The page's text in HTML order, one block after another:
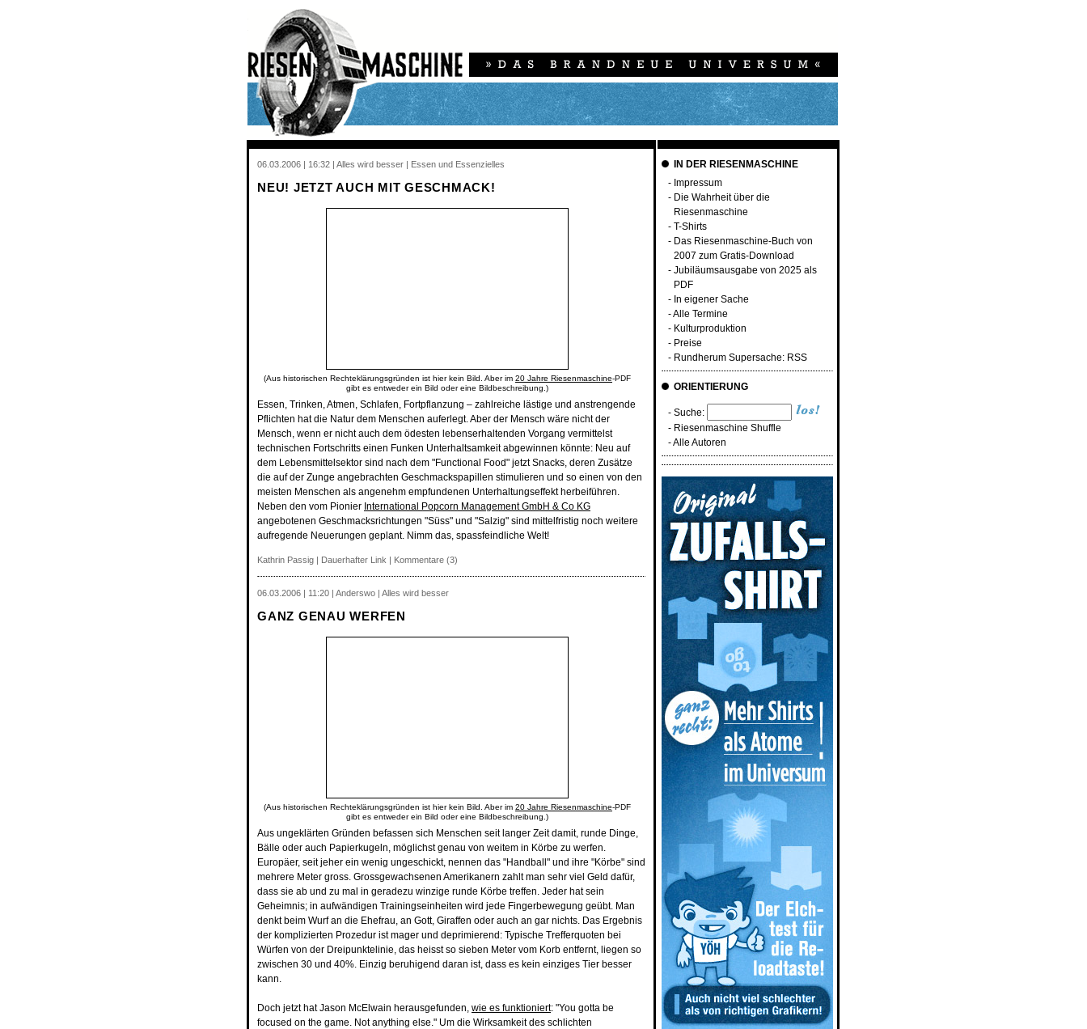
06.03.2006 | 16:32 | Alles wird besser | Essen und Essenzielles
NEU! JETZT AUCH MIT GESCHMACK!
(Aus historischen Rechteklärungsgründen ist hier kein Bild. Aber im 20 Jahre Riesenmaschine-PDF
gibt es entweder ein Bild oder eine Bildbeschreibung.)
Essen, Trinken, Atmen, Schlafen, Fortpflanzung – zahlreiche lästige und anstrengende
Pflichten hat die Natur dem Menschen auferlegt. Aber der Mensch wäre nicht der
Mensch, wenn er nicht auch dem ödesten lebenserhaltenden Vorgang vermittelst
technischen Fortschritts einen Funken Unterhaltsamkeit abgewinnen könnte: Neu auf
dem Lebensmittelsektor sind nach dem "Functional Food" jetzt Snacks, deren Zusätze
die auf der Zunge angebrachten Geschmackspapillen stimulieren und so einen von den
meisten Menschen als angenehm empfundenen Unterhaltungseffekt herbeiführen.
Neben den vom Pionier International Popcorn Management GmbH & Co KG
angebotenen Geschmacksrichtungen "Süss" und "Salzig" sind mittelfristig noch weitere
aufregende Neuerungen geplant. Nimm das, spassfeindliche Welt!
Kathrin Passig | Dauerhafter Link | Kommentare (3)
06.03.2006 | 11:20 | Anderswo | Alles wird besser
GANZ GENAU WERFEN
(Aus historischen Rechteklärungsgründen ist hier kein Bild. Aber im 20 Jahre Riesenmaschine-PDF
gibt es entweder ein Bild oder eine Bildbeschreibung.)
Aus ungeklärten Gründen befassen sich Menschen seit langer Zeit damit, runde Dinge,
Bälle oder auch Papierkugeln, möglichst genau von weitem in Körbe zu werfen.
Europäer, seit jeher ein wenig ungeschickt, nennen das "Handball" und ihre "Körbe" sind
mehrere Meter gross. Grossgewachsenen Amerikanern zahlt man sehr viel Geld dafür,
dass sie ab und zu mal in geradezu winzige runde Körbe treffen. Jeder hat sein
Geheimnis; in aufwändigen Trainingseinheiten wird jede Fingerbewegung geübt. Man
denkt beim Wurf an die Ehefrau, an Gott, Giraffen oder auch an gar nichts. Das Ergebnis
der komplizierten Prozedur ist mager und deprimierend: Typische Trefferquoten bei
Würfen von der Dreipunktelinie, das heisst so sieben Meter vom Korb entfernt, liegen so
zwischen 30 und 40%. Einzig beruhigend daran ist, dass es kein einziges Tier besser
kann.
Doch jetzt hat Jason McElwain herausgefunden, wie es funktioniert: "You gotta be
focused on the game. Not anything else." Um die Wirksamkeit des schlichten
IN DER RIESENMASCHINE
- Impressum
- Die Wahrheit über die
Riesenmaschine
- T-Shirts
- Das Riesenmaschine-Buch von
2007 zum Gratis-Download
- Jubiläumsausgabe von 2025 als
PDF
- In eigener Sache
-Alle Termine
- Kulturproduktion
- Preise
- Rundherum Supersache: RSS
ORIENTIERUNG
- Suche:
- Riesenmaschine Shuffle
-Alle Autoren